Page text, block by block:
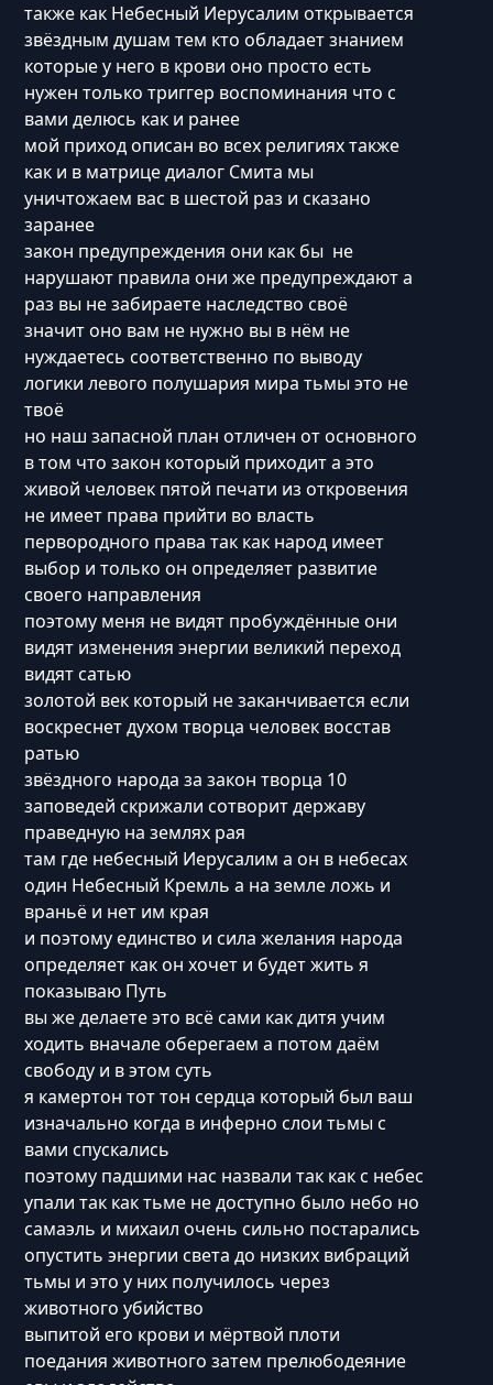
также как Небесный Иерусалим открывается
звёздным душам тем кто обладает знанием
которые у него в крови оно просто есть
нужен только триггер воспоминания что с
вами делюсь как и ранее
мой приход описан во всех религиях также
как и в матрице диалог Смита мы
уничтожаем вас в шестой раз и сказано
заранее
закон предупреждения они как бы не
нарушают правила они же предупреждают а
раз вы не забираете наследство своё
значит оно вам не нужно вы в нём не
нуждаетесь соответственно по выводу
логики левого полушария мира тьмы это не
твоё
но наш запасной план отличен от основного
в том что закон который приходит а это
живой человек пятой печати из откровения
не имеет права прийти во власть
первородного права так как народ имеет
выбор и только он определяет развитие
своего направления
поэтому меня не видят пробуждённые они
видят изменения энергии великий переход
видят сатью
золотой век который не заканчивается если
воскреснет духом творца человек восстав
ратью
звёздного народа за закон творца 10
заповедей скрижали сотворит державу
праведную на землях рая
там где небесный Иерусалим а он в небесах
один Небесный Кремль а на земле ложь и
враньё и нет им края
и поэтому единство и сила желания народа
определяет как он хочет и будет жить я
показываю Путь
вы же делаете это всё сами как дитя учим
ходить вначале оберегаем а потом даём
свободу и в этом суть
я камертон тот тон сердца который был ваш
изначально когда в инферно слои тьмы с
вами спускались
поэтому падшими нас назвали так как с небес
упали так как тьме не доступно было небо но
самаэль и михаил очень сильно постарались
опустить энергии света до низких вибраций
тьмы и это у них получилось через
животного убийство
выпитой его крови и мёртвой плоти
поедания животного затем прелюбодеяние